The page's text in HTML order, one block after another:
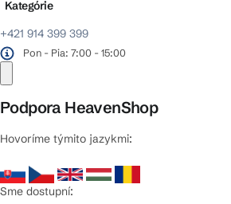
+421 914 399 399
Pon - Pia: 7:00 - 15:00
Podpora HeavenShop
Hovoríme týmito jazykmi:
Sme dostupní:
Kategórie